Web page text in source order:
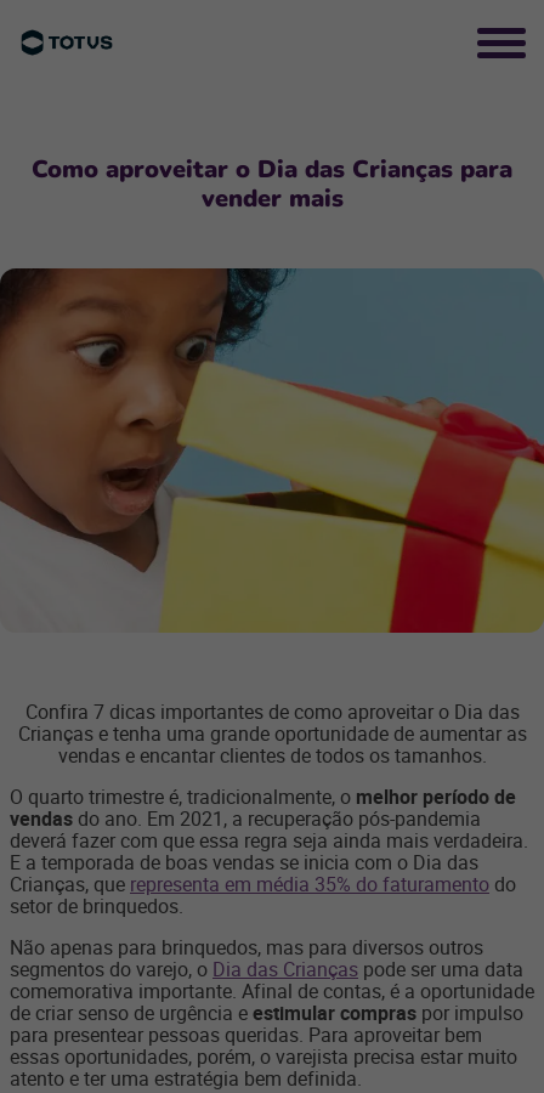
Como aproveitar o Dia das Crianças para
vender mais
Confira 7 dicas importantes de como aproveitar o Dia das
Crianças e tenha uma grande oportunidade de aumentar as
vendas e encantar clientes de todos os tamanhos.
O quarto trimestre é, tradicionalmente, o melhor período de
vendas do ano. Em 2021, a recuperação pós-pandemia
deverá fazer com que essa regra seja ainda mais verdadeira.
E a temporada de boas vendas se inicia com o Dia das
Crianças, que representa em média 35% do faturamento do
setor de brinquedos.
Não apenas para brinquedos, mas para diversos outros
segmentos do varejo, o Dia das Crianças pode ser uma data
comemorativa importante. Afinal de contas, é a oportunidade
de criar senso de urgência eestimular compras por impulso
para presentear pessoas queridas. Para aproveitar bem
essas oportunidades, porém, o varejista precisa estar muito
atento e ter uma estratégia bem definida.